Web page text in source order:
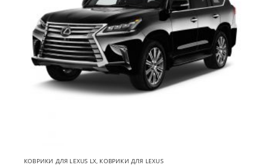
КОВРИКИ ДЛЯ LEXUS LX КОВРИКИ ДЛЯ LEXUS